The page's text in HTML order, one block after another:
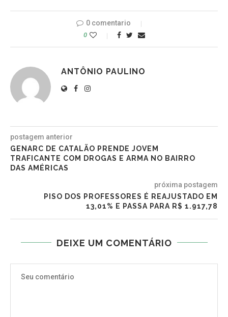
0 comentario
0
ANTÔNIO PAULINO
postagem anterior
GENARC DE CATALÃO PRENDE JOVEM
TRAFICANTE COM DROGAS E ARMA NO BAIRRO
DAS AMÉRICAS
próxima postagem
PISO DOS PROFESSORES É REAJUSTADO EM
13,01% E PASSA PARA R$ 1.917,78
DEIXE UM COMENTÁRIO